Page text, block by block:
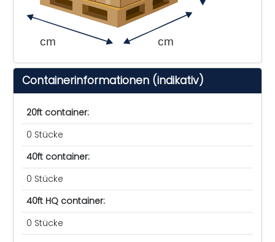
cm cm
Containerinformationen (indikativ)
20ft container:
0 Stücke
40ft container:
0 Stücke
40ft HQ container:
0 Stücke